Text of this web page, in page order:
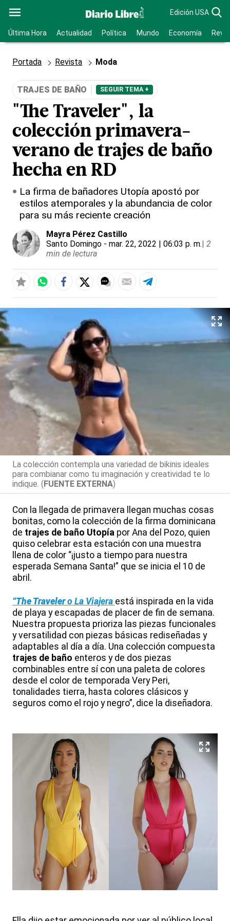
Edición USA
Última Hora Actualidad Política Mundo Economía
Portada Revista Moda
TRAJES DE BAÑO SEGUIR TEMA +
"The Traveler", la
colección primavera-
verano de trajes de baño
hecha en RD
La firma de bañadores Utopía apostó por
estilos atemporales y la abundancia de color
para su más reciente creación
Mayra Pérez Castillo
Santo Domingo - mar. 22, 2022 | 06:03 p. m.| 2
min de lectura
La colección contempla una variedad de bikinis ideales
para combianar como tu imaginación y creatividad te lo
indique. (FUENTE EXTERNA)
Con la llegada de primavera llegan muchas cosas
bonitas, como la colección de la firma dominicana
de trajes de baño Utopía por Ana del Pozo, quien
quiso celebrar esta estación con una muestra
llena de color “¡justo a tiempo para nuestra
esperada Semana Santa!” que se inicia el 10 de
abril.
“The Travelero La Viajera está inspirada en la vida
de playa y escapadas de placer de fin de semana.
Nuestra propuesta prioriza las piezas funcionales
y versatilidad con piezas básicas rediseñadas y
adaptables al día a día. Una colección compuesta
trajes de baño enteros y de dos piezas
combinables entre sí con una paleta de colores
desde el color de temporada Very Peri,
tonalidades tierra, hasta colores clásicos y
seguros como el rojo y negro”, dice la diseñadora.